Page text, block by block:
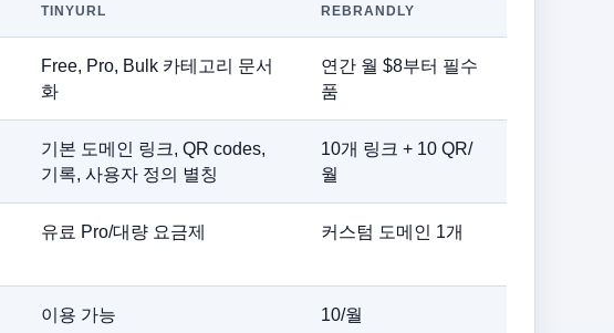
TINYURL REBRANDLY
Free, Pro, Bulk 카테고리 문서
화
연간 월 $8부터 필수
품
기본 도메인 링크, QR codes,
기록, 사용자 정의 별칭
10개 링크 + 10 QR/
월
유료 Pro/대량 요금제 커스텀 도메인 1개
이용 가능 10/월